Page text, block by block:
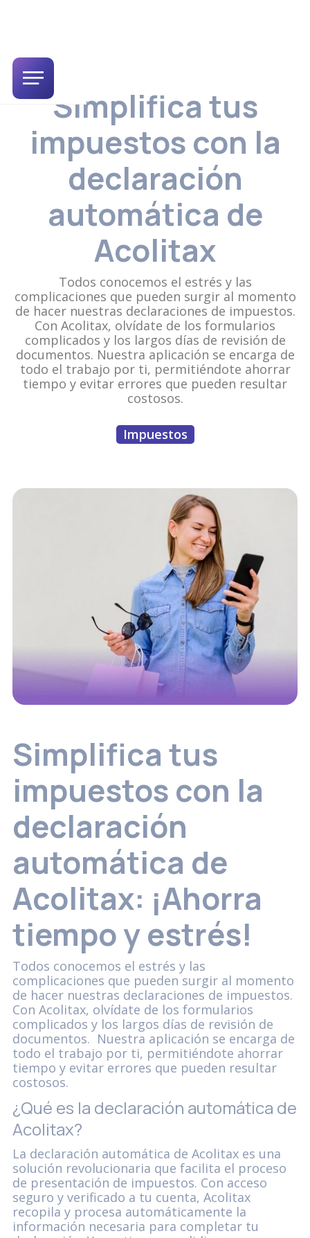
Simplifica tus
impuestos con la
declaración
automática de
Acolitax
Todos conocemos el estrés y las
complicaciones que pueden surgir al momento
de hacer nuestras declaraciones de impuestos.
Con Acolitax, olvídate de los formularios
complicados y los largos días de revisión de
documentos. Nuestra aplicación se encarga de
todo el trabajo por ti, permitiéndote ahorrar
tiempo y evitar errores que pueden resultar
costosos.
Impuestos
Simplifica tus
impuestos con la
declaración
automática de
Acolitax: ¡Ahorra
tiempo y estrés!
Todos conocemos el estrés y las
complicaciones que pueden surgir al momento
de hacer nuestras declaraciones de impuestos.
Con Acolitax, olvídate de los formularios
complicados y los largos días de revisión de
documentos. Nuestra aplicación se encarga de
todo el trabajo por ti, permitiéndote ahorrar
tiempo y evitar errores que pueden resultar
costosos.
¿Qué es la declaración automática de
Acolitax?
La declaración automática de Acolitax es una
solución revolucionaria que facilita el proceso
de presentación de impuestos. Con acceso
seguro y verificado a tu cuenta, Acolitax
recopila y procesa automáticamente la
información necesaria para completar tu